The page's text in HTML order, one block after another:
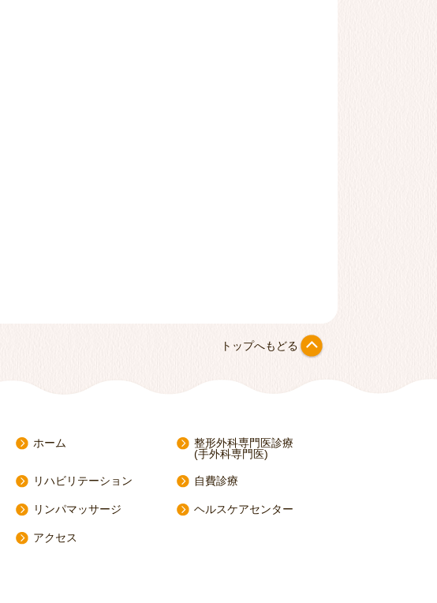
トップへもどる
ホーム
整形外科専門医診療
(手外科専門医)
リハビリテーション 自費診療
リンパマッサージ ヘルスケアセンター
アクセス